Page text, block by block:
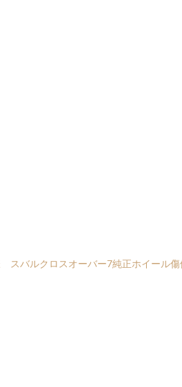
スバルクロスオーバー7純正ホイール傷